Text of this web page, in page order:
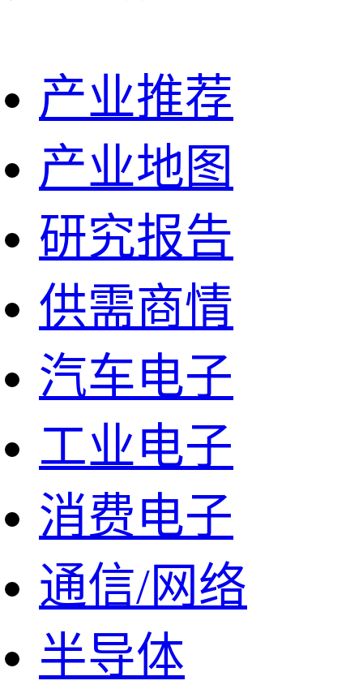
产业推荐
产业地图
研究报告
供需商情
汽车电子
工业电子
消费电子
通信/网络
半导体